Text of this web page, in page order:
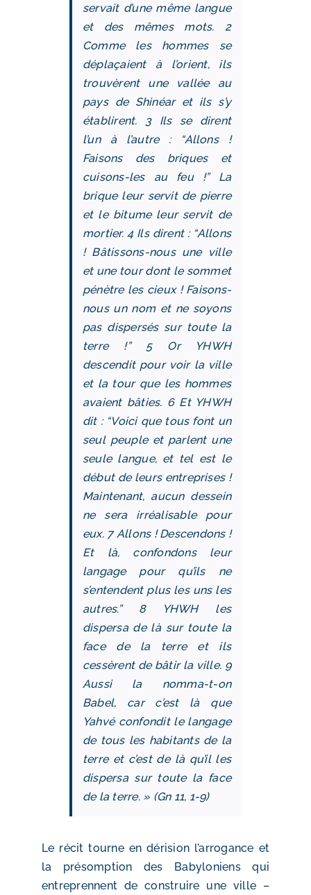
servait d’une même langue
et des mêmes mots. 2
Comme les hommes se
déplaçaient à l’orient, ils
trouvèrent une vallée au
pays de Shinéar et ils s’y
établirent. 3 Ils se dirent
l’un à l’autre : “Allons !
Faisons des briques et
cuisons-les au feu !” La
brique leur servit de pierre
et le bitume leur servit de
mortier. 4 Ils dirent : “Allons
! Bâtissons-nous une ville
et une tour dont le sommet
pénètre les cieux ! Faisons-
nous un nom et ne soyons
pas dispersés sur toute la
terre !” 5 Or YHWH
descendit pour voir la ville
et la tour que les hommes
avaient bâties. 6 Et YHWH
dit : “Voici que tous font un
seul peuple et parlent une
seule langue, et tel est le
début de leurs entreprises !
Maintenant, aucun dessein
ne sera irréalisable pour
eux. 7 Allons ! Descendons !
Et là, confondons leur
langage pour qu’ils ne
s’entendent plus les uns les
autres.” 8 YHWH les
dispersa de là sur toute la
face de la terre et ils
cessèrent de bâtir la ville. 9
Aussi la nomma-t-on
Babel, car c’est là que
Yahvé confondit le langage
de tous les habitants de la
terre et c’est de là qu’il les
dispersa sur toute la face
de la terre. » (Gn 11, 1‑9)
Le récit tourne en dérision l’arrogance et
la présomption des Babyloniens qui
entreprennent de construire une ville –